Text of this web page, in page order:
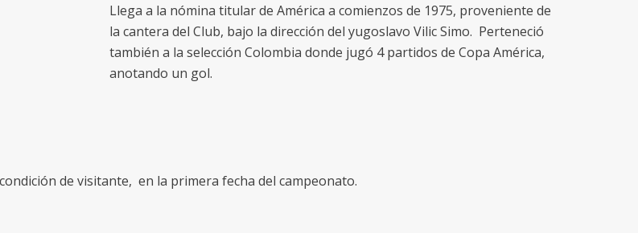
Llega a la nómina titular de América a comienzos de 1975, proveniente de
la cantera del Club, bajo la dirección del yugoslavo Vilic Simo. Perteneció
también a la selección Colombia donde jugó 4 partidos de Copa América,
anotando un gol.
de visitante, en la primera fecha del campeonato.